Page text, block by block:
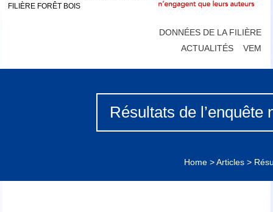
FILIÈRE FORÊT BOIS
DONNÉES DE LA FILIÈRE
ACTUALITÉS
VEM
Résultats de
Home >Articles >